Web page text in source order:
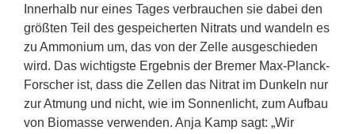
Innerhalb nur eines Tages verbrauchen sie dabei den
größten Teil des gespeicherten Nitrats und wandeln es
zu Ammonium um, das von der Zelle ausgeschieden
wird. Das wichtigste Ergebnis der Bremer Max-Planck-
Forscher ist, dass die Zellen das Nitrat im Dunkeln nur
zur Atmung und nicht, wie im Sonnenlicht, zum Aufbau
von Biomasse verwenden. Anja Kamp sagt: „Wir